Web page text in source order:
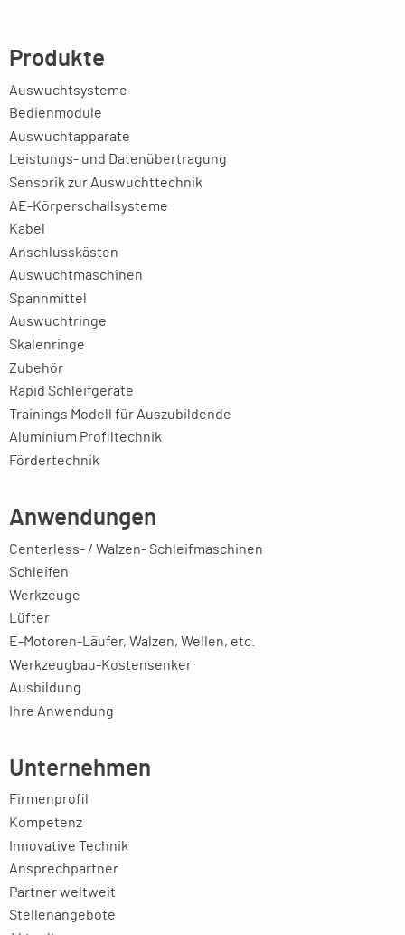
Produkte
Auswuchtsysteme
Bedienmodule
Auswuchtapparate
Leistungs- und Datenübertragung
Sensorik zur Auswuchttechnik
AE-Körperschallsysteme
Kabel
Anschlusskästen
Auswuchtmaschinen
Spannmittel
Auswuchtringe
Skalenringe
Zubehör
Rapid Schleifgeräte
Trainings Modell für Auszubildende
Aluminium Profiltechnik
Fördertechnik
Anwendungen
Centerless- / Walzen- Schleifmaschinen
Schleifen
Werkzeuge
Lüfter
E-Motoren-Läufer, Walzen, Wellen, etc.
Werkzeugbau-Kostensenker
Ausbildung
Ihre Anwendung
Unternehmen
Firmenprofil
Kompetenz
Innovative Technik
Ansprechpartner
Partner weltweit
Stellenangebote